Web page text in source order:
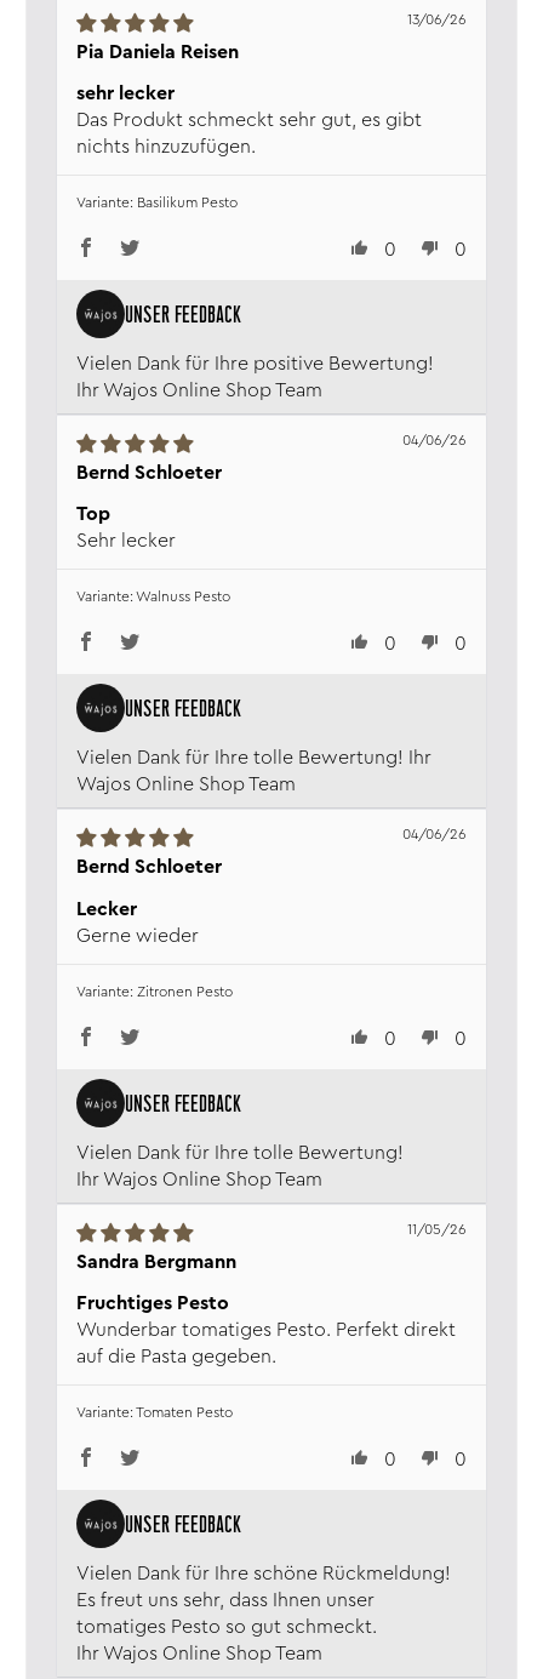
Tomaten, Paprika, MANDELN, 4%
Tomatenmark doppelt
(g.g.A) (Weinessig,
Traubenmostkonzentrat)
Zucker, Salz, Verdickungsmittel:
Verkehrs­bezeichnung:
Aufbewahrung:
Trocken, wärme- und
Öffnen im Kühlschrank
aufbewahren.
Energie:
Fettsäuren:
unternehmen:
– Gemüse mit Pesto: Gebratenes oder gegrilltes Gemüse
mit Pesto beträufeln, um es noch leckerer zu machen.
Pia Daniela Reisen
13/06/26
sehr lecker
Das Produkt schmeckt sehr gut, es gibt
nichts hinzuzufügen.
0 0
Vielen Dank für Ihre positive Bewertung!
Ihr Wajos Online Shop Team
Basilikum Pesto
Bernd Schloeter
04/06/26
Top
Sehr lecker
0 0
Vielen Dank für Ihre tolle Bewertung! Ihr
Wajos Online Shop Team
Walnuss Pesto
Bernd Schloeter
04/06/26
Lecker
Gerne wieder
0 0
Vielen Dank für Ihre tolle Bewertung!
Ihr Wajos Online Shop Team
Zitronen Pesto
Sandra Bergmann
11/05/26
Fruchtiges Pesto
Wunderbar tomatiges Pesto. Perfekt direkt
auf die Pasta gegeben.
0 0
Vielen Dank für Ihre schöne Rückmeldung!
Es freut uns sehr, dass Ihnen unser
tomatiges Pesto so gut schmeckt.
Ihr Wajos Online Shop Team
Tomaten Pesto